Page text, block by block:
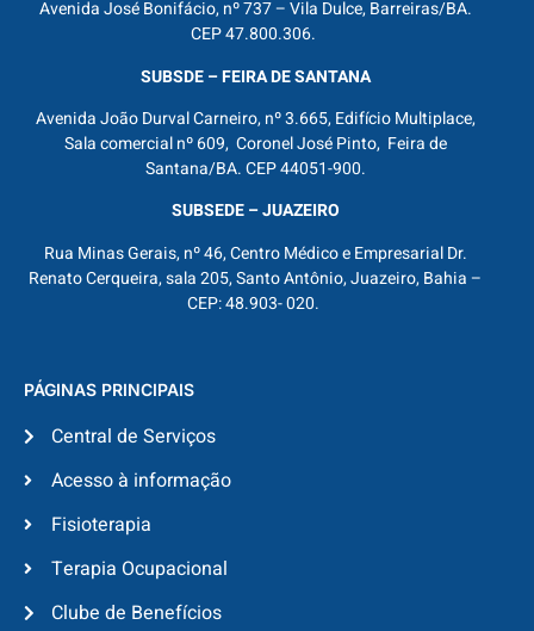
Avenida José Bonifácio, nº 737 – Vila Dulce, Barreiras/BA.
CEP 47.800.306.
SUBSDE – FEIRA DE SANTANA
Avenida João Durval Carneiro, nº 3.665, Edifício Multiplace,
Sala comercial nº 609, Coronel José Pinto, Feira de
Santana/BA. CEP 44051-900.
SUBSEDE – JUAZEIRO
Rua Minas Gerais, nº 46, Centro Médico e Empresarial Dr.
Renato Cerqueira, sala 205, Santo Antônio, Juazeiro, Bahia –
CEP: 48.903- 020.
PÁGINAS PRINCIPAIS
Central de Serviços
Acesso à informação
Fisioterapia
Terapia Ocupacional
Clube de Benefícios